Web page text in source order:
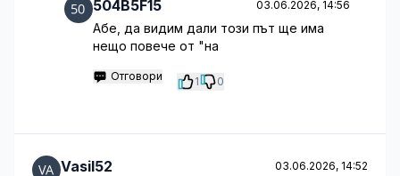
504B5F15 03.06.2026, 14:56
Абе, да видим дали този път ще има
нещо повече от "на
Отговори 1 0
Vasil52 03.06.2026, 14:52